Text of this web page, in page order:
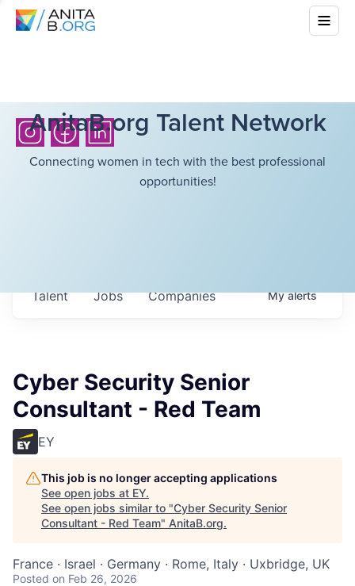
AnitaB.org Talent Network
Connecting women in tech with the best professional
opportunities!
Jobs Companies
Talent Myalerts
Cyber Security Senior
Consultant - Red Team
EY
This job is no longer accepting applications
See open jobs at EY.
See open jobs similar to "Cyber Security Senior
Consultant - Red Team" AnitaB.org.
France · Israel · Germany · Rome, Italy · Uxbridge, UK
Posted on Feb 26, 2026